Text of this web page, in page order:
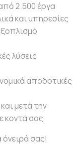
2.500 έργα
και υπηρεσίες
λύσεις
αποδοτικές
μετά την
κοντά σας
σας!